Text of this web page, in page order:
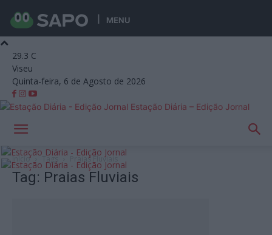
MENU
29.3 C
Viseu
Quinta-feira, 6 de Agosto de 2026
Estação Diária – Edição Jornal
Início Tags Praias Fluviais
Tag: Praias Fluviais